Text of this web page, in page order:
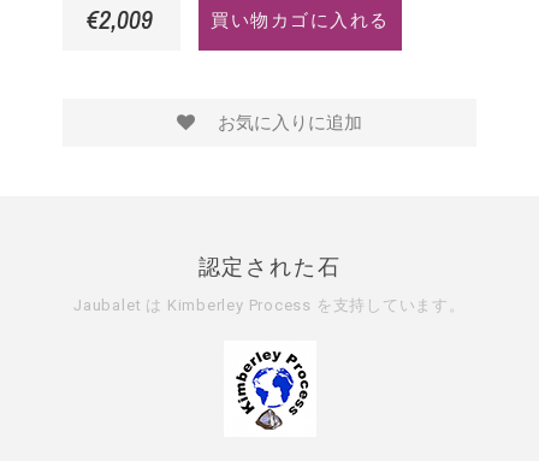
ー
ー
ル
ド
€2,009 買い物カゴに入れる
お気に入りに追加
認定された石
Jaubalet は Kimberley Process を支持しています。